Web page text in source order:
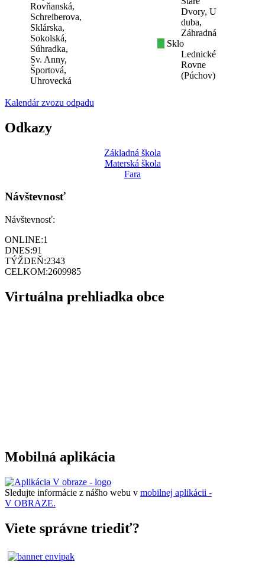
Rovňanská,
Schreiberova,
Sklárska,
Sokolská,
Súhradka,
Sv. Anny,
Športová,
Uhrovecká
Dvory, U
duba,
Záhradná
Sklo
Lednické
Rovne
(Púchov)
Kalendár zvozu odpadu
Odkazy
Základná škola
Materská škola
Fara
Návštevnosť
Návštevnosť:
ONLINE:1
DNES:91
TÝŽDEŇ:2343
CELKOM:2609985
Virtuálna prehliadka obce
Mobilná aplikácia
Sledujte informácie z nášho webu v mobilnej aplikácii -
V OBRAZE.
Viete správne triediť?